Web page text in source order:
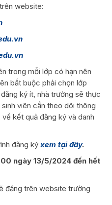
website:
trong mỗi lớp có hạn nên
bắt buộc phải chọn lớp
ký ít, nhà trường sẽ thực
viên cần theo dõi thông
kết quả đăng ký và danh
đăng ký xem tại đây.
ngày 13/5/2024 đến hết
đăng trên website trường